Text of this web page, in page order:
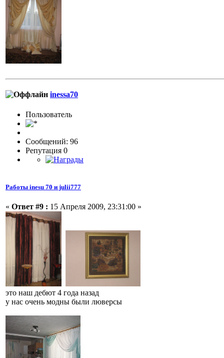
inessa70
Пользовaтeль
Сообщений: 96
Репутация 0
Работы inesu 70 и julii777
« Ответ #9 : 15 Апреля 2009, 23:31:00 »
это наш дебют 4 года назад
у нас очень модны были люверсы